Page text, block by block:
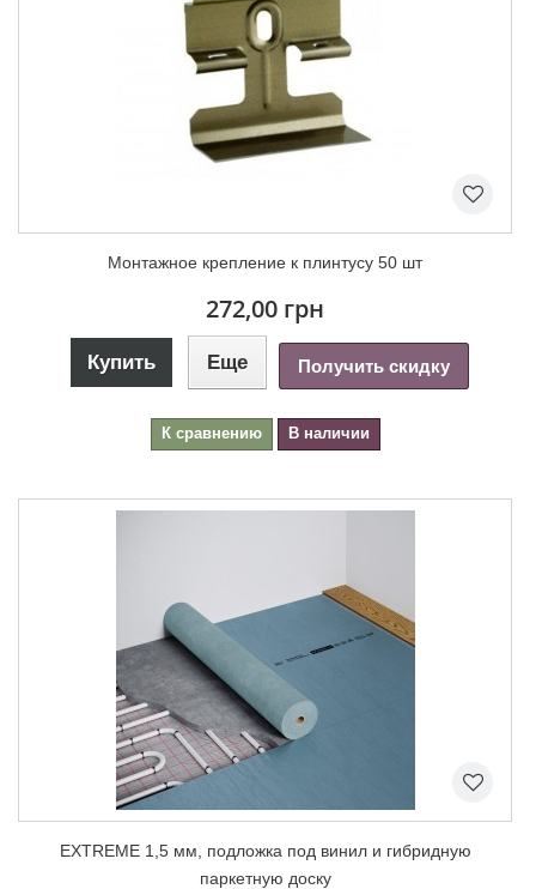
Монтажное крепление к плинтусу 50 шт
272,00 грн
Купить Еще Получить скидку
К сравнению В наличии
EXTREME 1,5 мм, подложка под винил и гибридную
паркетную доску